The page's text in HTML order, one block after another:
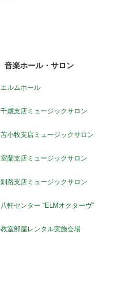
音楽ホール・サロン
エルムホール
千歳支店ミュージックサロン
苫小牧支店ミュージックサロン
室蘭支店ミュージックサロン
釧路支店ミュージックサロン
八軒センター “ELMオクターヴ”
教室部屋レンタル実施会場